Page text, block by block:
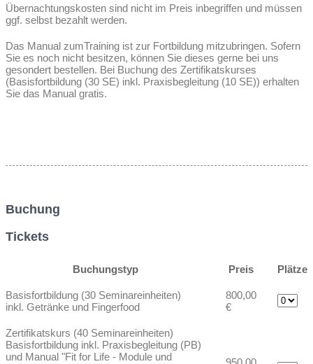
Übernachtungskosten sind nicht im Preis inbegriffen und müssen
ggf. selbst bezahlt werden.
Das Manual zumTraining ist zur Fortbildung mitzubringen. Sofern
Sie es noch nicht besitzen, können Sie dieses gerne bei uns
gesondert bestellen. Bei Buchung des Zertifikatskurses
(Basisfortbildung (30 SE) inkl. Praxisbegleitung (10 SE)) erhalten
Sie das Manual gratis.
Buchung
Tickets
Buchungstyp Preis Plätze
Basisfortbildung (30 Seminareinheiten)
inkl. Getränke und Fingerfood
800,00
€
Zertifikatskurs (40 Seminareinheiten)
Basisfortbildung inkl. Praxisbegleitung (PB)
und Manual "Fit for Life - Module und